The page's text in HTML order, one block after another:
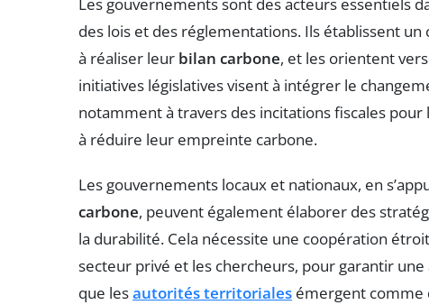
des lois et des réglementations. Ils établissent
à réaliser leur bilan carbone, et les orientent
initiatives législatives visent à intégrer le
notamment à travers des incitations fiscales
à réduire leur empreinte carbone.
Les gouvernements locaux et nationaux, en
carbone, peuvent également élaborer des
la durabilité. Cela nécessite une coopération
secteur privé et les chercheurs, pour garantir
que lesautorités territoriales émergent comme